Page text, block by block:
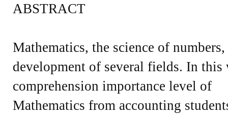
ABSTRACT
Mathematics, the science of
development of several fields. In
comprehension importance level of
Mathematics from accounting